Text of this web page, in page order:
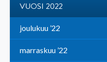
VUOSI 2022
joulukuu ’22
marraskuu ’22